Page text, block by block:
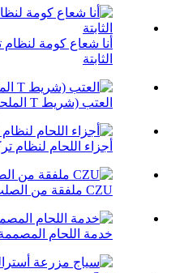
أنا شعاع كومة
الثابتة
العتب (شريط T الملحوم)
أجزاء اللحام لنظام
CZU ملفقة من الصلب
خدمة اللحام